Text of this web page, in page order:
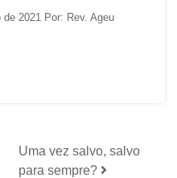
2021 Por: Rev. Ageu
Uma vez salvo, salvo
para sempre?